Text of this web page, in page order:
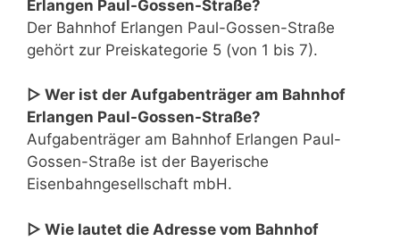
Erlangen Paul-Gossen-Straße?
Der Bahnhof Erlangen Paul-Gossen-Straße
gehört zur Preiskategorie 5 (von 1 bis 7).
▷ Wer ist der Aufgabenträger am Bahnhof
Erlangen Paul-Gossen-Straße?
Aufgabenträger am Bahnhof Erlangen Paul-
Gossen-Straße ist der Bayerische
Eisenbahngesellschaft mbH.
▷ Wie lautet die Adresse vom Bahnhof